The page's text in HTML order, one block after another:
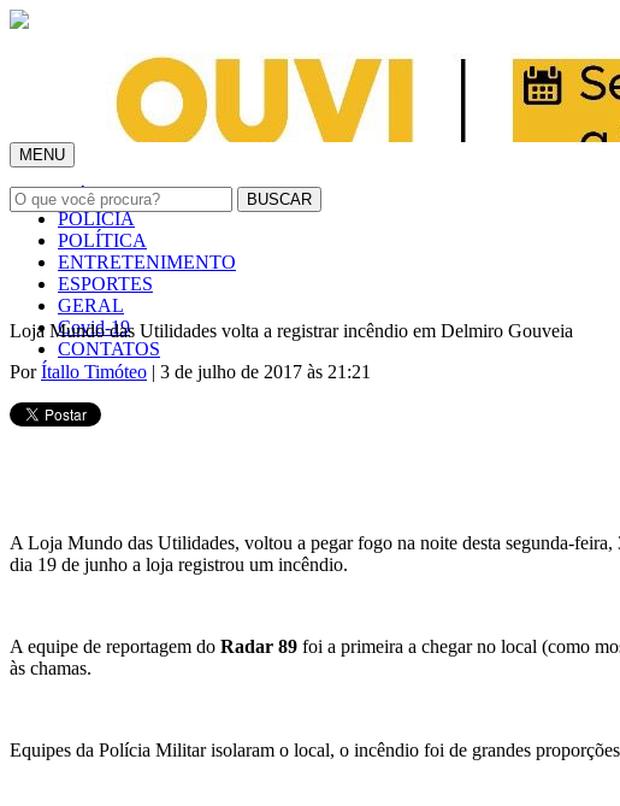
MENU
INÍCIO
POLÍCIA
POLÍTICA
ENTRETENIMENTO
ESPORTES
GERAL
Covid-19
CONTATOS
Loja Mundo das Utilidades volta a registrar incêndio em Delmiro Gouveia
PorÍtallo Timóteo | 3 de julho de 2017 às 21:21
A Loja Mundo das Utilidades, voltou a pegar fogo na noite desta segunda-
dia 19 de junho a loja registrou um incêndio.
A equipe de reportagem do Radar 89 foi a primeira a chegar no local (como
às chamas.
Equipes da Polícia Militar isolaram o local, o incêndio foi de grandes